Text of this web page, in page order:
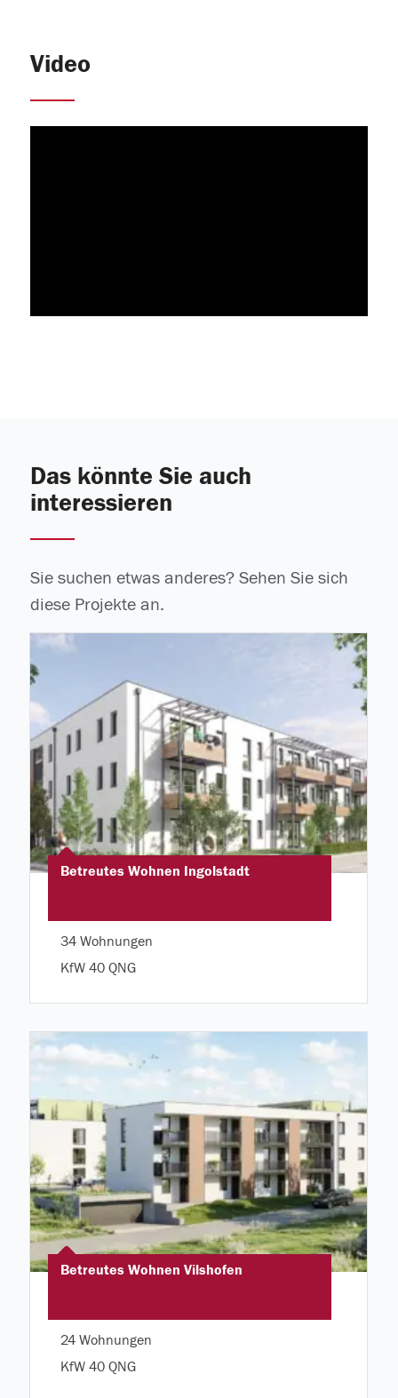
Video
Das könnte Sie auch
interessieren
Sie suchen etwas anderes? Sehen Sie sich
diese Projekte an.
Betreutes Wohnen Ingolstadt
34 Wohnungen
KfW 40 QNG
Betreutes Wohnen Vilshofen
24 Wohnungen
KfW 40 QNG